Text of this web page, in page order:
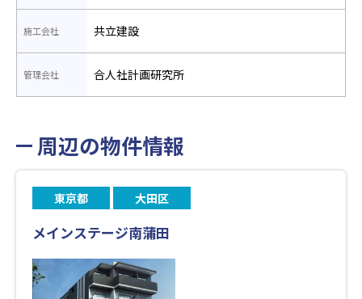
施工会社 共立建設
管理会社 合人社計画研究所
周辺の物件情報
東京都 大田区
メインステージ南蒲田